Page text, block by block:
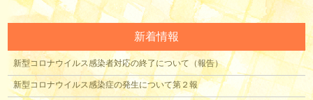
新着情報
新型コロナウイルス感染者対応の終了について（報告）
新型コロナウイルス感染症の発生について第２報